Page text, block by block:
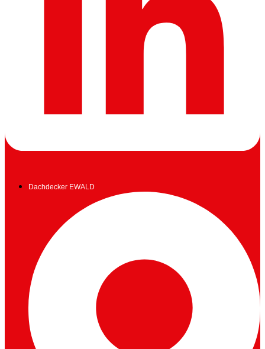
Dachdecker EWALD